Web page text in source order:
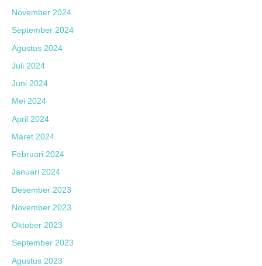
November 2024
September 2024
Agustus 2024
Juli 2024
Juni 2024
Mei 2024
April 2024
Maret 2024
Februari 2024
Januari 2024
Desember 2023
November 2023
Oktober 2023
September 2023
Agustus 2023